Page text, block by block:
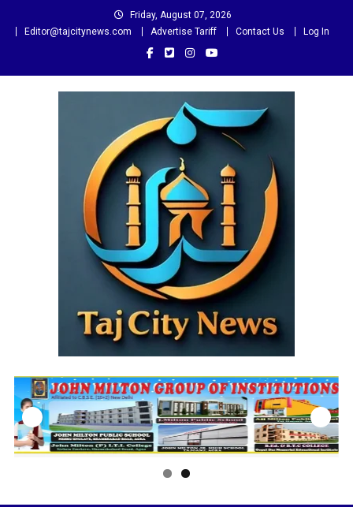
Friday, August 07, 2026
Editor@tajcitynews.com
Advertise Tariff Contact Us Log In
Taj City News